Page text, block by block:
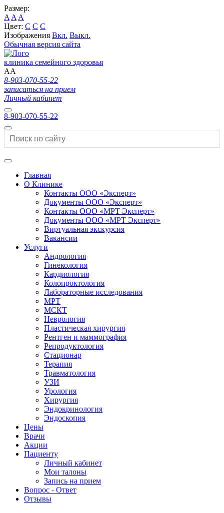
Размер:
A A A
Цвет: C C C
Изображения Вкл. Выкл.
Обычная версия сайта
клиника семейного здоровья
AA
8-903-070-55-22
записаться на прием
Личный кабинет
8-903-070-55-22
Главная
О Клинике
Контакты ООО «Эксперт»
Документы ООО «Эксперт»
Контакты ООО «МРТ Эксперт»
Документы ООО «МРТ Эксперт»
Виртуальная экскурсия
Вакансии
Услуги
Андрология
Гинекология
Кардиология
Колопроктология
Лабораторные исследования
МРТ
МСКТ
Неврология
Пластическая хирургия
Рентген и маммография
Репродуктология
Стационар
Терапия
Травматология
УЗИ
Урология
Хирургия
Эндокринология
Эндоскопия
Цены
Врачи
Акции
Пациенту
Личный кабинет
Мои талоны
Запись на прием
Вопрос - Ответ
Отзывы